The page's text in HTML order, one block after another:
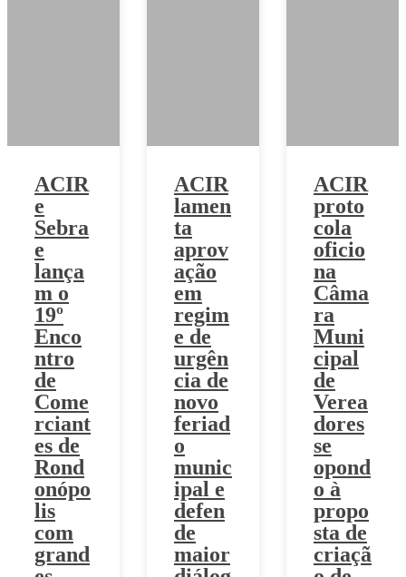
ACIR
e
Sebra
e
lança
m o
19º
Enco
ntro
de
Come
rciant
es de
Rond
onópo
lis
com
grand
ACIR
lamen
ta
aprov
ação
em
regim
e de
urgên
cia de
novo
feriad
o
munic
ipal e
defen
de
maior
ACIR
proto
cola
oficio
na
Câma
ra
Muni
cipal
de
Verea
dores
se
opond
o à
propo
sta de
criaçã